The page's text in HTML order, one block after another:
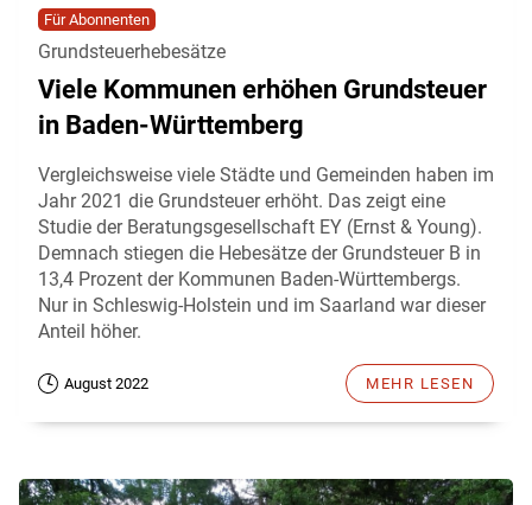
Für Abonnenten
Grundsteuerhebesätze
Viele Kommunen erhöhen Grundsteuer
in Baden-Württemberg
Vergleichsweise viele Städte und Gemeinden haben im
Jahr 2021 die Grundsteuer erhöht. Das zeigt eine
Studie der Beratungsgesellschaft EY (Ernst & Young).
Demnach stiegen die Hebesätze der Grundsteuer B in
13,4 Prozent der Kommunen Baden-Württembergs.
Nur in Schleswig-Holstein und im Saarland war dieser
Anteil höher.
August 2022 MEHR LESEN